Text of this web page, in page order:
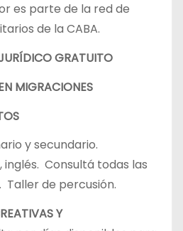
es parte de la red de
de la CABA.
GRATUITO
MIGRACIONES
y secundario.
Consultá todas las
de percusión.
Y